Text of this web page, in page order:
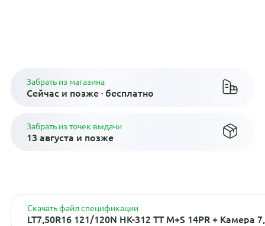
Забрать из магазина
Сейчас и позже · бесплатно
Забрать из точек выдачи
13 августа и позже
Скачать файл спецификации
LT7,50R16 121/120N НК-312 TT M+S 14PR + Камера